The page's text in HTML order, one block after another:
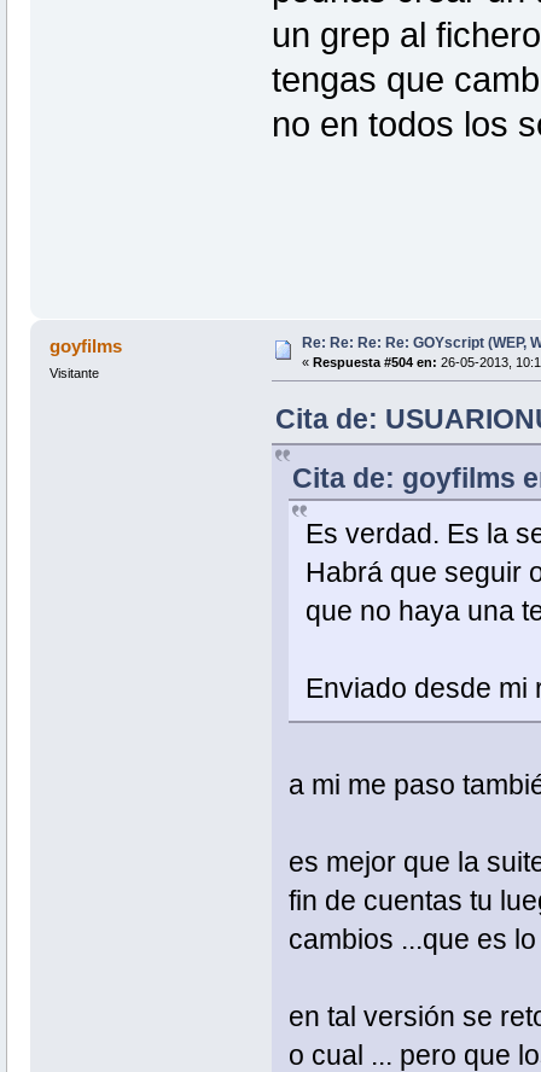
un grep al
tengas que
no en todos los
goyfilms
Visitante
Re: Re: Re: Re: GOYscript (WEP,
« Respuesta #504 en: 26-05-2013,
Cita de:
Cita de: goyfilms
Es verdad. Es la
Habrá que seguir
que no haya una
Enviado desde mi
a mi me paso
es mejor que la
fin de cuentas tu
cambios ...que es
en tal versión se
o cual ... pero que